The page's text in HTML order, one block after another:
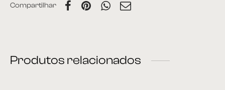
Compartilhar
Produtos relacionados